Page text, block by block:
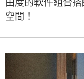
空間！